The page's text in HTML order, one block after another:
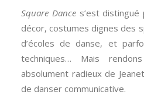
Square Dances’est distingué
décor, costumes dignes des
d’écoles de danse, et
techniques… Mais
absolument radieux de
de danser communicative.